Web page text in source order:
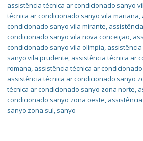
assistência técnica ar condicionado sanyo
técnica ar condicionado sanyo vila mariana,
condicionado sanyo vila mirante,
condicionado sanyo vila nova conceição,
condicionado sanyo vila olímpia,
sanyo vila prudente, assistência técnica ar
romana, assistência técnica ar
assistência técnica ar condicionado sanyo
técnica ar condicionado sanyo zona norte,
condicionado sanyo zona oeste,
sanyo zona sul, sanyo